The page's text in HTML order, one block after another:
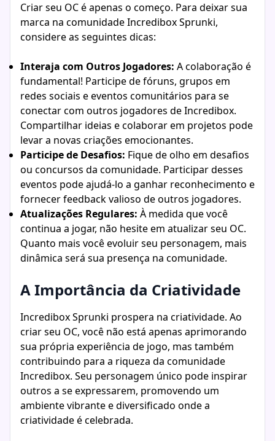
Criar seu OC é apenas o começo. Para deixar sua
marca na comunidade Incredibox Sprunki,
considere as seguintes dicas:
Interaja com Outros Jogadores: A colaboração é
fundamental! Participe de fóruns, grupos em
redes sociais e eventos comunitários para se
conectar com outros jogadores de Incredibox.
Compartilhar ideias e colaborar em projetos pode
levar a novas criações emocionantes.
Participe de Desafios: Fique de olho em desafios
ou concursos da comunidade. Participar desses
eventos pode ajudá-lo a ganhar reconhecimento e
fornecer feedback valioso de outros jogadores.
Atualizações Regulares: À medida que você
continua a jogar, não hesite em atualizar seu OC.
Quanto mais você evoluir seu personagem, mais
dinâmica será sua presença na comunidade.
A Importância da Criatividade
Incredibox Sprunki prospera na criatividade. Ao
criar seu OC, você não está apenas aprimorando
sua própria experiência de jogo, mas também
contribuindo para a riqueza da comunidade
Incredibox. Seu personagem único pode inspirar
outros a se expressarem, promovendo um
ambiente vibrante e diversificado onde a
criatividade é celebrada.